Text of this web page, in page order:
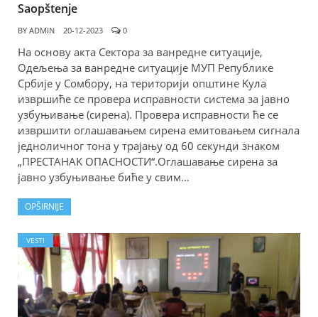
Saopštenje
BY ADMIN 20-12-2023 0
На основу акта Сектора за ванредне ситуације,
Одељења за ванредне ситуације МУП Републике
Србије у Сомбору, на територији општине Kула
извршиће се провера исправности система за јавно
узбуњивање (сирена). Провера исправности ће се
извршити оглашавањем сирена емитовањем сигнала
једноличног тона у трајању од 60 секунди знаком
„ПРЕСТАНАK ОПАСНОСТИ“.Оглашавање сирена за
јавно узбуњивање биће у свим…
OPŠIRNIJE
VESTI